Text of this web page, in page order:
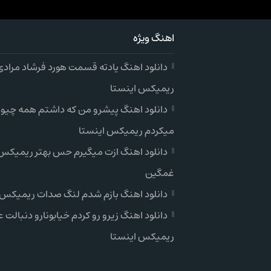
اهنگ ویژه
دانلود اهنگ یادته قسمت هورد فرشاد
ریمیکس اینستا
دانلود اهنگ پیشرو من که داشتم همه
میکردم ریمیکس اینستا
دانلود اهنگ ازت میگیرم حس بهتر
غمگین
دانلود اهنگ بازم شدم لنگ صدات ریمیکس
دانلود اهنگ زیرو رو کردم خیابونارو دنبالت
ریمیکس اینستا